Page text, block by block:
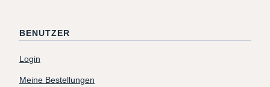
BENUTZER
Login
Meine Bestellungen